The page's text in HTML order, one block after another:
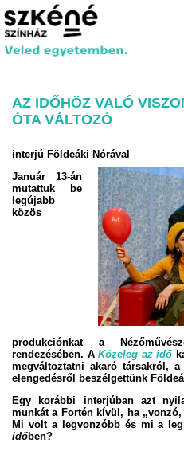
AZ IDŐHÖZ VALÓ
ÓTA VÁLTOZÓ
interjú Földeáki Nórával
Január 13-án
mutattuk be
legújabb
közös
produkciónkat a
rendezésében. A Közeleg az idő
megváltoztatni akaró társakról,
elengedésről beszélgettünk
Egy korábbi interjúban azt
munkát a Fortén kívül, ha
Mi volt a legvonzóbb és mi a
időben?